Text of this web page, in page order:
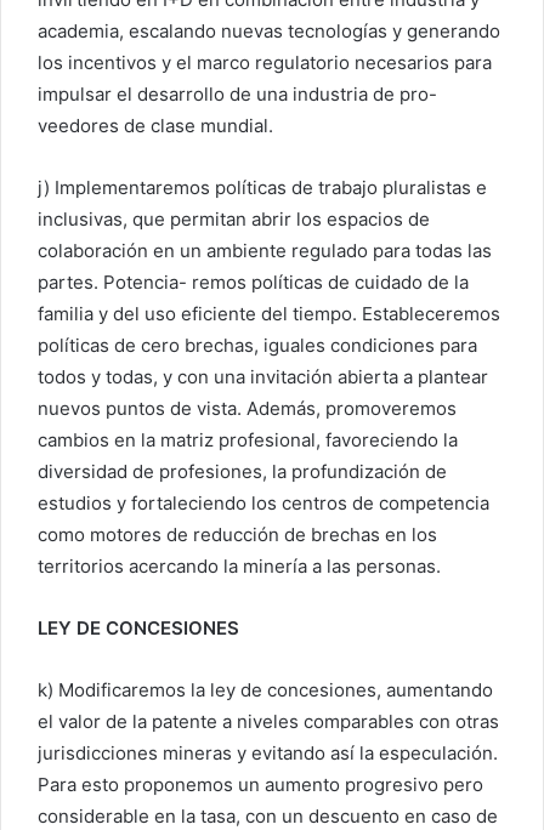
academia, escalando nuevas tecnologías y generando
los incentivos y el marco regulatorio necesarios para
impulsar el desarrollo de una industria de pro-
veedores de clase mundial.
j) Implementaremos políticas de trabajo pluralistas e
inclusivas, que permitan abrir los espacios de
colaboración en un ambiente regulado para todas las
partes. Potencia- remos políticas de cuidado de la
familia y del uso eficiente del tiempo. Estableceremos
políticas de cero brechas, iguales condiciones para
todos y todas, y con una invitación abierta a plantear
nuevos puntos de vista. Además, promoveremos
cambios en la matriz profesional, favoreciendo la
diversidad de profesiones, la profundización de
estudios y fortaleciendo los centros de competencia
como motores de reducción de brechas en los
territorios acercando la minería a las personas.
LEY DE CONCESIONES
k) Modificaremos la ley de concesiones, aumentando
el valor de la patente a niveles comparables con otras
jurisdicciones mineras y evitando así la especulación.
Para esto proponemos un aumento progresivo pero
considerable en la tasa, con un descuento en caso de